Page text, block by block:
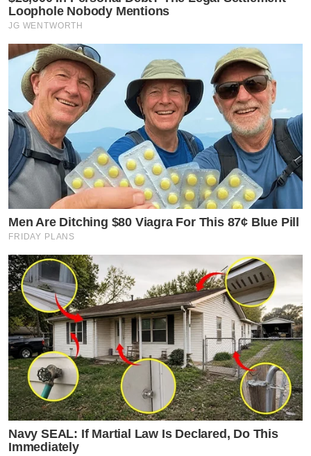
Loophole Nobody Mentions
JG WENTWORTH
Men Are Ditching $80 Viagra For This 87¢ Blue Pill
FRIDAY PLANS
Navy SEAL: If Martial Law Is Declared, Do This
Immediately